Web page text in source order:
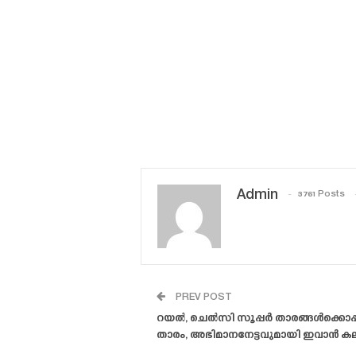
Admin 3761 Posts
PREV POST
റയൽ, ചെൽസി സൂപ്പർ
താരം, അഭിമാനനേട്ടവുമായി ഇവാൻ